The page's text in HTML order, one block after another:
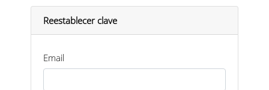
Reestablecer clave
Email